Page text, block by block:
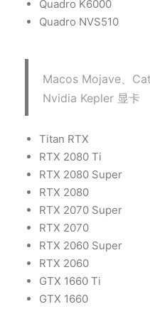
Quadro K6000
Quadro NVS510
Macos Mojave、
Nvidia Kepler 显卡
Titan RTX
RTX 2080 Ti
RTX 2080 Super
RTX 2080
RTX 2070 Super
RTX 2070
RTX 2060 Super
RTX 2060
GTX 1660 Ti
GTX 1660